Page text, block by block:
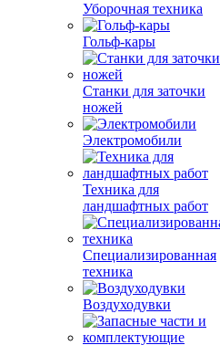
Уборочная техника
Гольф-кары
Станки для заточки
ножей
Электромобили
Техника для
ландшафтных работ
Специализированная
техника
Воздуходувки